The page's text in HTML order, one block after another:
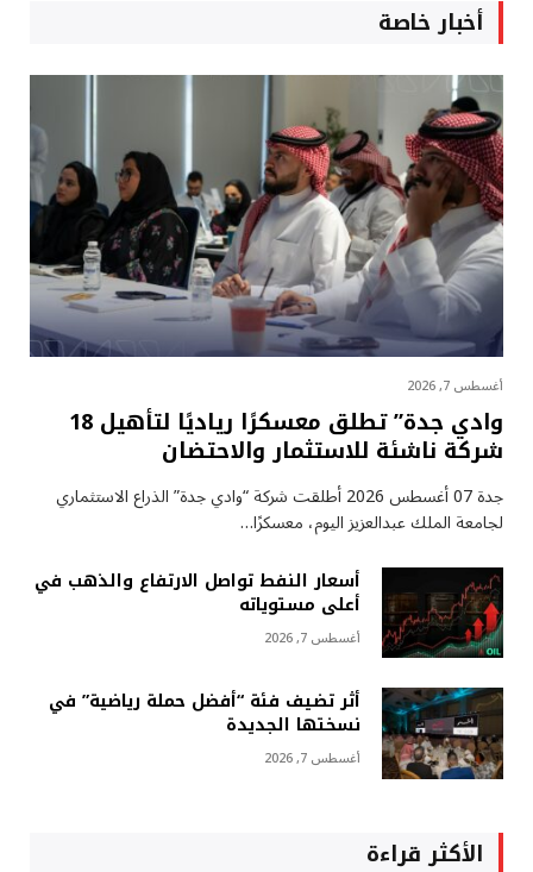
أخبار خاصة
أغسطس 7, 2026
وادي جدة” تطلق معسكرًا رياديًا لتأهيل 18
شركة ناشئة للاستثمار والاحتضان
جدة 07 أغسطس 2026 أطلقت شركة “وادي جدة” الذراع الاستثماري
لجامعة الملك عبدالعزيز اليوم، معسكرًا…
أسعار النفط تواصل الارتفاع والذهب في
أعلى مستوياته
أغسطس 7, 2026
أثر تضيف فئة “أفضل حملة رياضية” في
نسختها الجديدة
أغسطس 7, 2026
الأكثر قراءة